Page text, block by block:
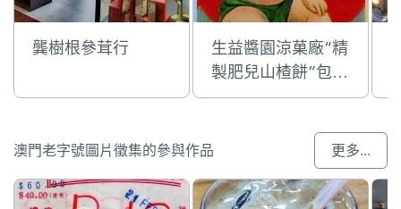
龔樹根參茸行
生益醬園涼菓廠“精
製肥兒山楂餅”包裝
紙
澳門老字號圖片徵集的參與作品 更多...